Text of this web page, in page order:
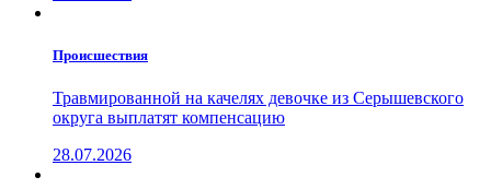
Проиcшествия
Травмированной на качелях девочке из Серышевского
округа выплатят компенсацию
28.07.2026